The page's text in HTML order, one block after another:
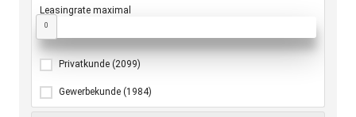
Leasingrate maximal
0
Privatkunde (2099)
Gewerbekunde (1984)